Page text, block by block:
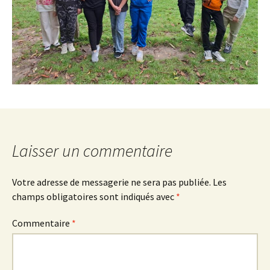
Laisser un commentaire
Votre adresse de messagerie ne sera pas publiée. Les
champs obligatoires sont indiqués avec *
Commentaire *